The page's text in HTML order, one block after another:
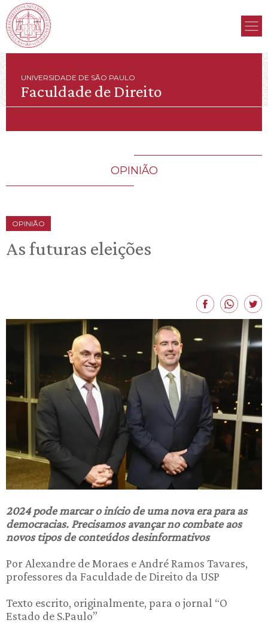
UNIVERSIDADE DE SÃO PAULO
Faculdade de Direito
OPINIÃO
OPINIÃO
As futuras eleições
2024 pode marcar o início de uma nova era para as
democracias. Precisamos avançar no combate aos
novos tipos de conteúdos desinformativos
Por Alexandre de Moraes e André Ramos Tavares,
professores da Faculdade de Direito da USP
Texto escrito, originalmente, para o jornal “O
Estado de S.Paulo”